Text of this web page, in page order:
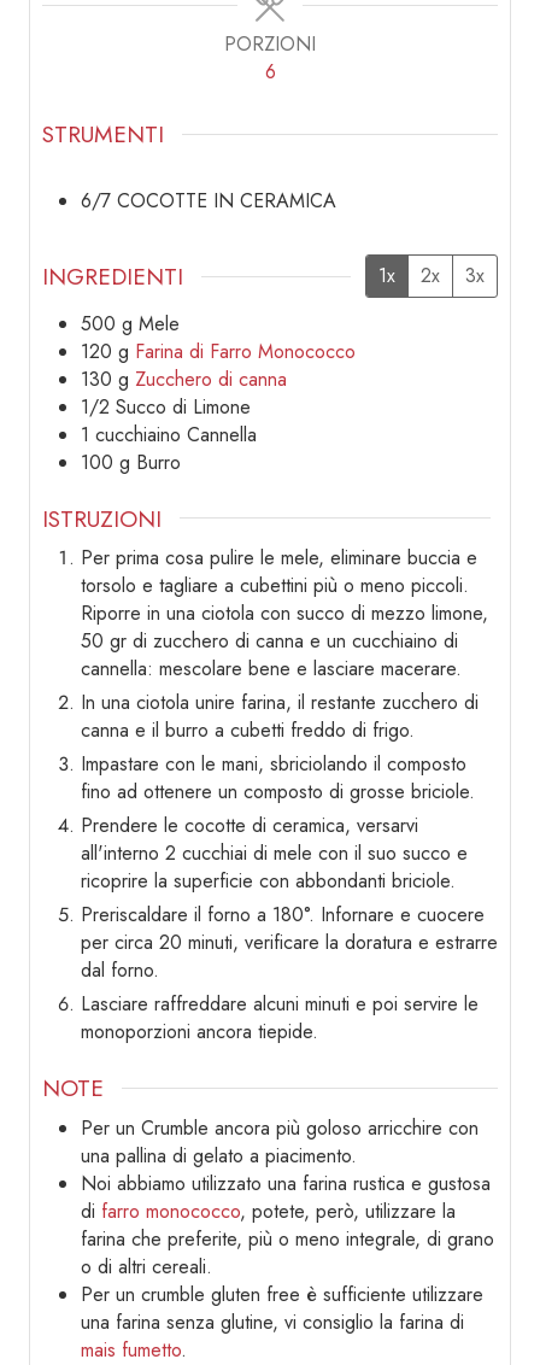
PORZIONI
6
STRUMENTI
6/7 COCOTTE IN CERAMICA
INGREDIENTI 1x 2x
3x
500 g Mele
120 g Farina di Farro Monococco
130 g Zucchero di canna
1/2 Succo di Limone
1 cucchiaino Cannella
100 g Burro
ISTRUZIONI
Per prima cosa pulire le mele, eliminare buccia e
torsolo e tagliare a cubettini più o meno piccoli.
Riporre in una ciotola con succo di mezzo limone,
50 gr di zucchero di canna e un cucchiaino di
cannella: mescolare bene e lasciare macerare.
In una ciotola unire farina, il restante zucchero di
canna e il burro a cubetti freddo di frigo.
Impastare con le mani, sbriciolando il composto
fino ad ottenere un composto di grosse briciole.
Prendere le cocotte di ceramica, versarvi
all'interno 2 cucchiai di mele con il suo succo e
ricoprire la superficie con abbondanti briciole.
Preriscaldare il forno a 180°. Infornare e cuocere
per circa 20 minuti, verificare la doratura e estrarre
dal forno.
Lasciare raffreddare alcuni minuti e poi servire le
monoporzioni ancora tiepide.
NOTE
Per un Crumble ancora più goloso arricchire con
una pallina di gelato a piacimento.
Noi abbiamo utilizzato una farina rustica e gustosa
di farro monococco, potete, però, utilizzare la
farina che preferite, più o meno integrale, di grano
o di altri cereali.
Per un crumble gluten free è sufficiente utilizzare
una farina senza glutine, vi consiglio la farina di
mais fumetto.